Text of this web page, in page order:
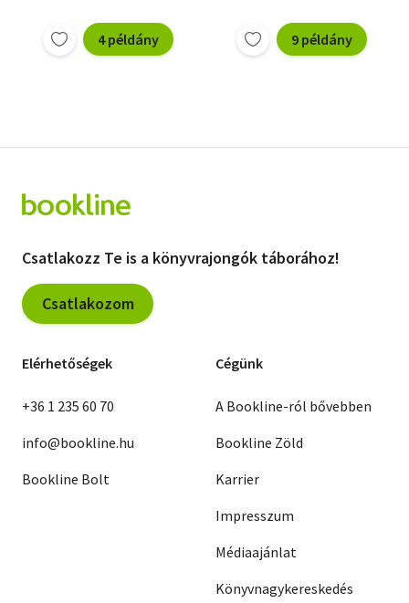
4 példány 9 példány
Csatlakozz Te is a könyvrajongók táborához!
Csatlakozom
Elérhetőségek
+36 1 235 60 70
info@bookline.hu
Bookline Bolt
Cégünk
A Bookline-ról bővebben
Bookline Zöld
Karrier
Impresszum
Médiaajánlat
Könyvnagykereskedés